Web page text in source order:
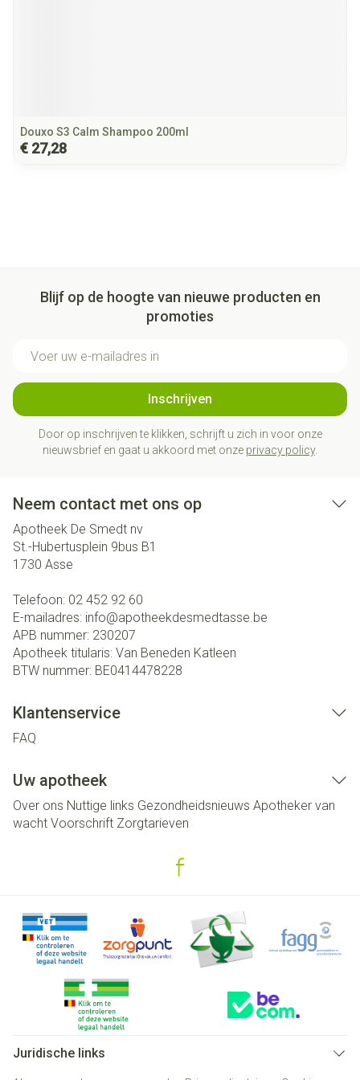
Douxo S3 Calm Shampoo 200ml
€ 27,28
Blijf op de hoogte van nieuwe producten en
promoties
Inschrijven
Door op inschrijven te klikken, schrijft u zich in voor onze
nieuwsbrief en gaat u akkoord met onze privacy policy.
Neem contact met ons op
Apotheek De Smedt nv
St.-Hubertusplein 9bus B1
1730 Asse
Telefoon: 02 452 92 60
E-mailadres: info@apotheekdesmedtasse.be
APB nummer: 230207
Apotheek titularis: Van Beneden Katleen
BTW nummer: BE0414478228
Klantenservice
FAQ
Uw apotheek
Over ons Nuttige links Gezondheidsnieuws Apotheker van
wacht Voorschrift Zorgtarieven
Juridische links